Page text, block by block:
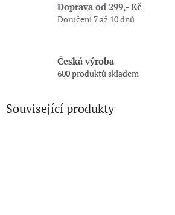
Doprava od 299,- Kč
Doručení 7 až 10 dnů
Česká výroba
600 produktů skladem
Související produkty